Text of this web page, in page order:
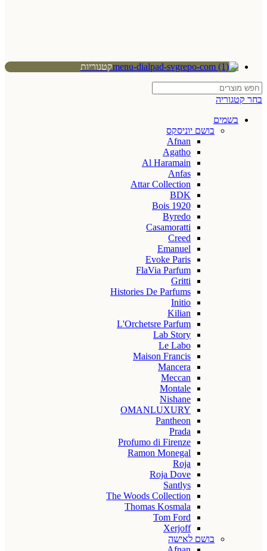
קטגוריות
בחר קטגוריה
בשמים
בושם יוניסקס
Afnan
Agatho
Al Haramain
Anfas
Attar Collection
BDK
Bois 1920
Byredo
Casamoratti
Creed
Emanuel
Evoke Paris
FlaVia Parfum
Gritti
Histories De Parfums
Initio
Kilian
L'Orchetsre Parfum
Lab Story
Le Labo
Maison Francis
Mancera
Meccan
Montale
Nishane
OMANLUXURY
Pantheon
Prada
Profumo di Firenze
Ramon Monegal
Roja
Roja Dove
Santlys
The Woods Collection
Thomas Kosmala
Tom Ford
Xerjoff
בושם לאישה